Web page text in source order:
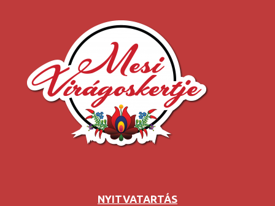
NYITVATARTÁS